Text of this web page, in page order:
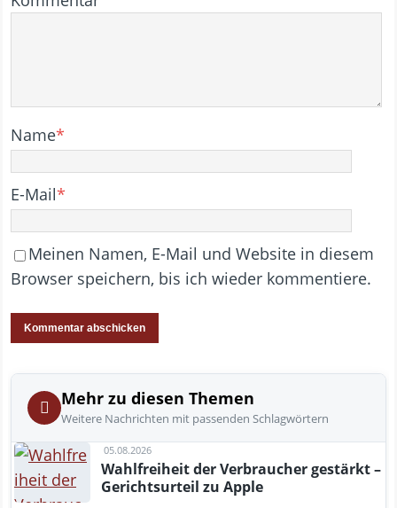
Name*
E-Mail*
Meinen Namen, E-Mail und Website in diesem
Browser speichern, bis ich wieder kommentiere.
Mehr zu diesen Themen
Weitere Nachrichten mit passenden Schlagwörtern
05.08.2026
Wahlfreiheit der Verbraucher gestärkt –
Gerichtsurteil zu Apple